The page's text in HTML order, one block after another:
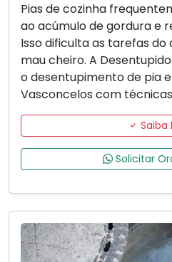
Pias de cozinha
ao acúmulo de gordura e
Isso dificulta as tarefas do
mau cheiro. A
o desentupimento de pia
Vasconcelos com
Saiba
Solicitar